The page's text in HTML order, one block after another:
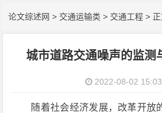
论文综述网 > 交通运输类 > 交通工程 >
城市道路交通噪声的监测
2022-08-02
随着社会经济发展，改革开放